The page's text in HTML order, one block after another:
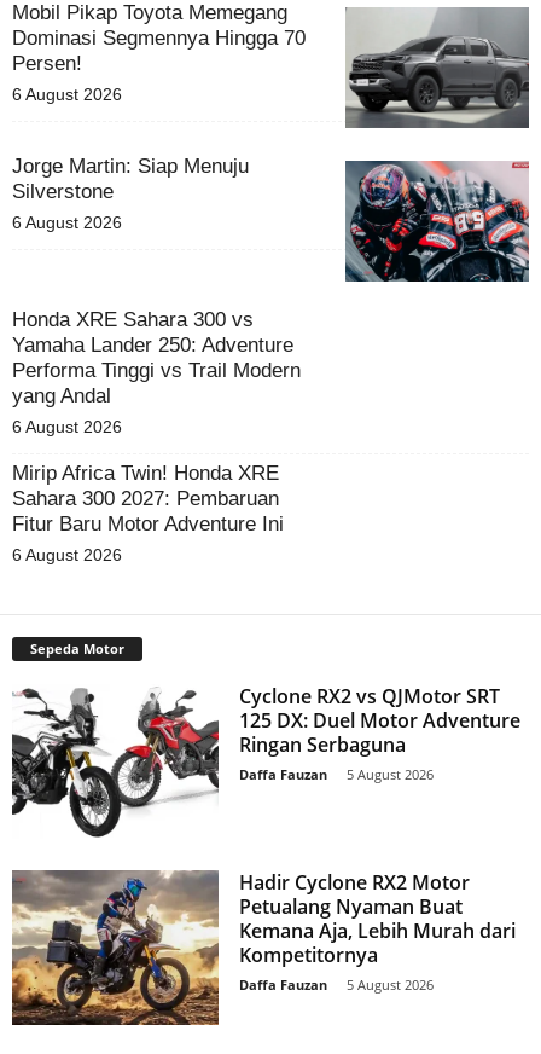
Mobil Pikap Toyota Memegang
Dominasi Segmennya Hingga 70
Persen!
6 August 2026
Jorge Martin: Siap Menuju
Silverstone
6 August 2026
Honda XRE Sahara 300 vs
Yamaha Lander 250: Adventure
Performa Tinggi vs Trail Modern
yang Andal
6 August 2026
Mirip Africa Twin! Honda XRE
Sahara 300 2027: Pembaruan
Fitur Baru Motor Adventure Ini
6 August 2026
Sepeda Motor
Cyclone RX2 vs QJMotor SRT
125 DX: Duel Motor Adventure
Ringan Serbaguna
Daffa Fauzan 5 August 2026
Hadir Cyclone RX2 Motor
Petualang Nyaman Buat
Kemana Aja, Lebih Murah dari
Kompetitornya
Daffa Fauzan 5 August 2026